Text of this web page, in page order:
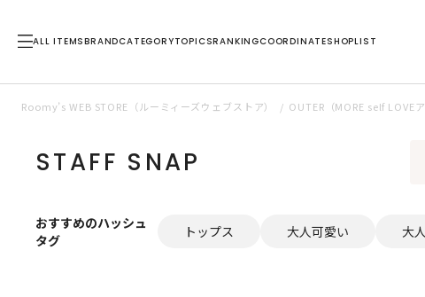
ALL ITEMSBRANDCATEGORYTOPICSRANKINGCOORDINATESHOPLIST
Roomy’s WEB STORE（ルーミィーズウェブストア） OUTER（MORE self LOVE
STAFF SNAP
おすすめのハッシュ
タグ
トップス 大人可愛い 大